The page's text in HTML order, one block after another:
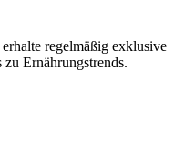
regelmäßig exklusive
Ernährungstrends.